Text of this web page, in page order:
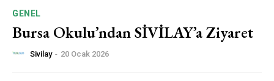
GENEL
Bursa Okulu’ndan SİVİLAY’a Ziyaret
Sivilay - 20 Ocak 2026